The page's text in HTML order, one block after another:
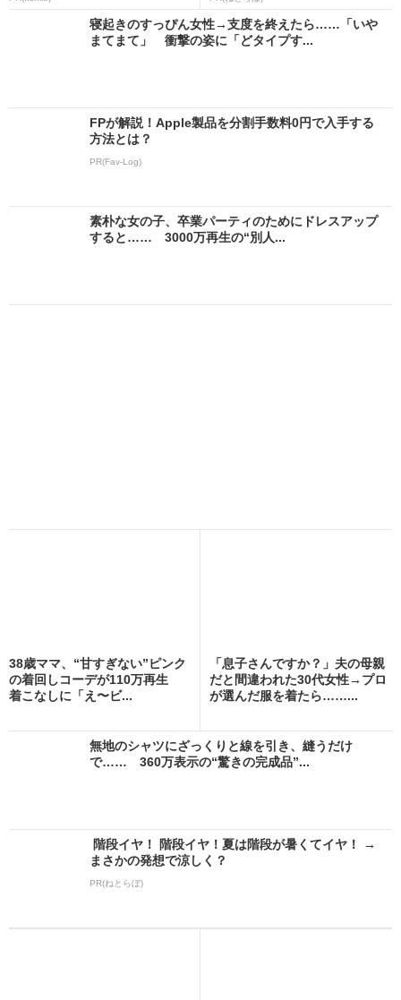
寝起きのすっぴん女性→支度を終えたら……「いや
まてまて」 衝撃の姿に「どタイプす...
FPが解説！Apple製品を分割手数料0円で入手する
方法とは？
PR(Fav-Log)
素朴な女の子、卒業パーティのためにドレスアップ
すると…… 3000万再生の“別人...
38歳ママ、“甘すぎない”ピンク
の着回しコーデが110万再生
着こなしに「え〜ビ...
「息子さんですか？」夫の母親
だと間違われた30代女性→プロ
が選んだ服を着たら……...
無地のシャツにざっくりと線を引き、縫うだけ
で…… 360万表示の“驚きの完成品”...
階段イヤ！ 階段イヤ！夏は階段が暑くてイヤ！ →
まさかの発想で涼しく？
PR(ねとらぼ)